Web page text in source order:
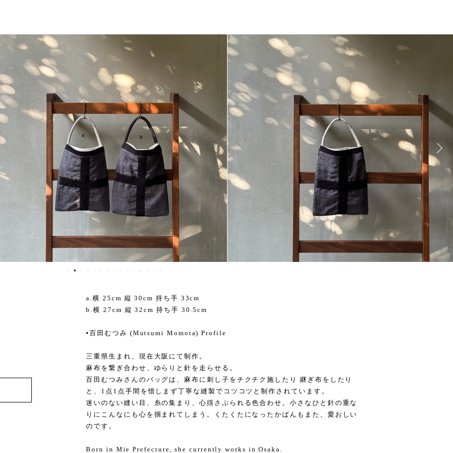
a.横 25cm 縦 30cm 持ち手 33cm
b.横 27cm 縦 32cm 持ち手 30.5cm
▪️百田むつみ (Mutsumi Momota) Profile
三重県生まれ、現在大阪にて制作。
麻布を繋ぎ合わせ、ゆらりと針を走らせる。
百田むつみさんのバッグは、麻布に刺し子をチクチク施したり 継ぎ布をしたり
と、1点1点手間を惜しまず丁寧な縫製でコツコツと制作されています。
迷いのない縫い目、糸の集まり、心揺さぶられる色合わせ。小さなひと針の重な
りにこんなにも心を掴まれてしまう。くたくたになったかばんもまた、愛おしい
のです。
Born in Mie Prefecture, she currently works in Osaka.